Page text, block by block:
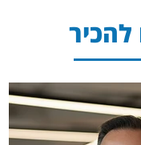
להכיר